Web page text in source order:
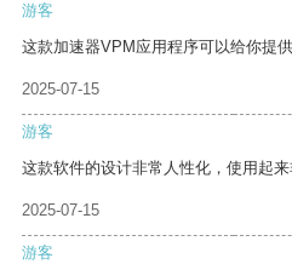
游客
这款加速器VPM应用程序可以给你提
2025-07-15
游客
这款软件的设计非常人性化，使用起来
2025-07-15
游客